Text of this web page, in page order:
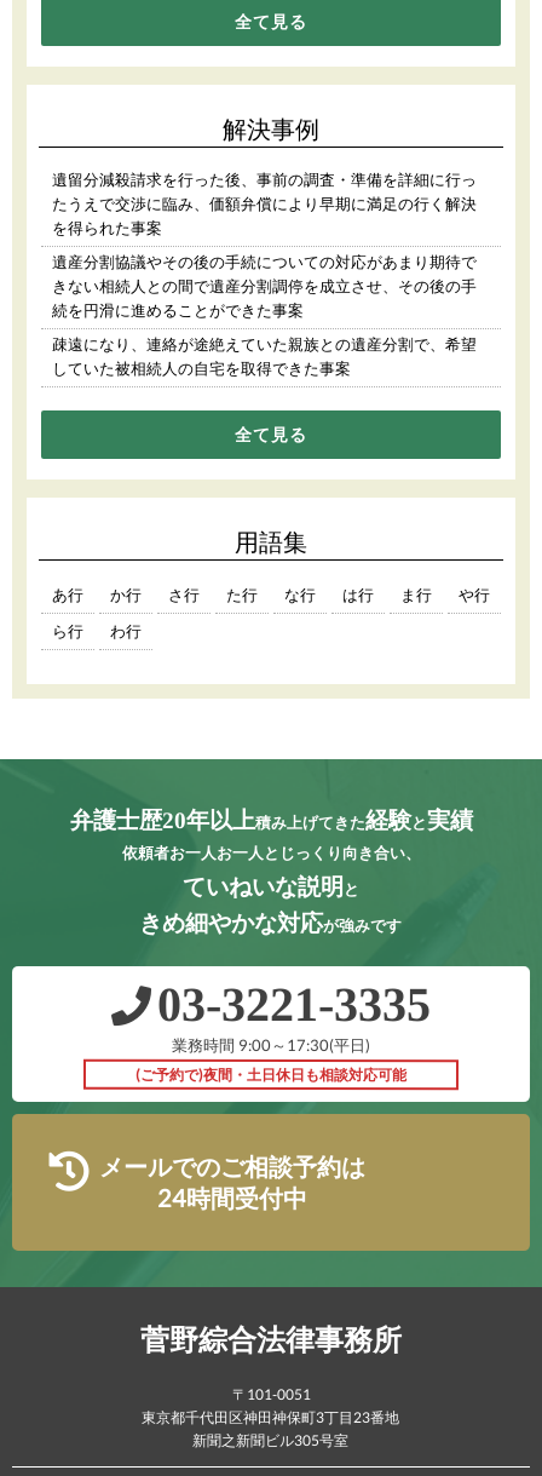
全て見る
解決事例
遺留分減殺請求を行った後、事前の調査・準備を詳細に行っ
たうえで交渉に臨み、価額弁償により早期に満足の行く解決
を得られた事案
遺産分割協議やその後の手続についての対応があまり期待で
きない相続人との間で遺産分割調停を成立させ、その後の手
続を円滑に進めることができた事案
疎遠になり、連絡が途絶えていた親族との遺産分割で、希望
していた被相続人の自宅を取得できた事案
全て見る
用語集
あ行 か行 さ行 た行 な行 は行 ま行
や行
ら行
わ行
弁護士歴20年以上積み上げてきた経験と実績
依頼者お一人お一人とじっくり向き合い、
ていねいな説明 と
きめ細やかな対応が強みです
03‐3221‐3335
業務時間 9:00～17:30(平日)
(ご予約で)夜間・土日休日も相談対応可能
メールでのご相談予約は
24時間受付中
菅野綜合法律事務所
〒101-0051
東京都千代田区神田神保町3丁目23番地
新聞之新聞ビル305号室